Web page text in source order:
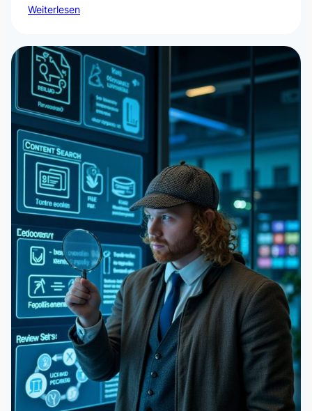
Weiterlesen